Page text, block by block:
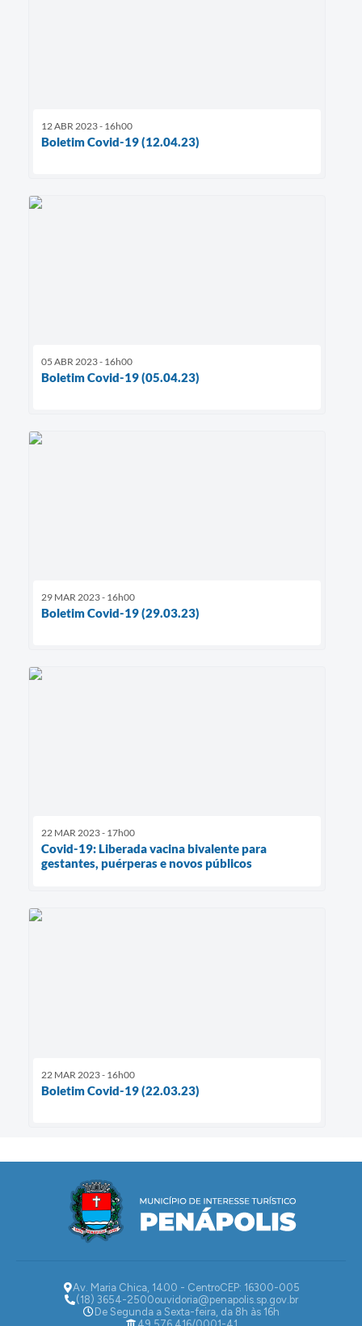
12 ABR 2023 - 16h00
Boletim Covid-19 (12.04.23)
05 ABR 2023 - 16h00
Boletim Covid-19 (05.04.23)
29 MAR 2023 - 16h00
Boletim Covid-19 (29.03.23)
22 MAR 2023 - 17h00
Covid-19: Liberada vacina bivalente para
gestantes, puérperas e novos públicos
22 MAR 2023 - 16h00
Boletim Covid-19 (22.03.23)
Av. Maria Chica, 1400 - CentroCEP: 16300-005
(18) 3654-2500ouvidoria@penapolis.sp.gov.br
De Segunda a Sexta-feira, da 8h às 16h